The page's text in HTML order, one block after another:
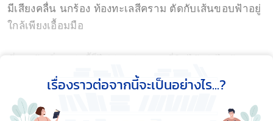
มีเสียงคลื่น นกร้อง ท้องทะเลสีคราม ตัดกับเส้นขอบฟ้าอยู่
ใกล้เพียงเอื้อมมือ
ในยามที่มาถึง เรายังได้รู้อีกว่า ในหัวหินยังมีอีกหลายมุม
Placesก็ไม่เชิง เพราะใคร ๆ ก็สามารถสัมผัสและเข้าถึง
เรื่องราวต่อจากนี้จะเป็นอย่างไร...?